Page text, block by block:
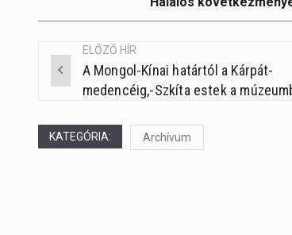
Post
ELŐZŐ HÍR
A Mongol-Kínai határtól a Kárpát-
medencéig,-Szkíta estek a
KATEGÓRIA: Archívum